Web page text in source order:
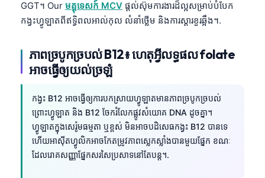
GGT។ Our មគ្គុទេសក៍ MCV ផ្តល់ស៊ុមការងារដ៏ល្អសម្រាប់បំបែក
កង្វះហ្វូឡាតពីឥទ្ធិពលអាល់កុល លំនាំថ្លើម និងការស្តារខួរឆ្អឹង។.
ភាពច្របូកច្របល់ B12៖ ហេតុអ្វីលទ្ធផល folate
អាចធ្វើឲ្យយល់ច្រឡំ
កង្វះ B12 អាចធ្វើឲ្យការបកស្រាយហ្វូឡាតមានភាពច្របូកច្របល់
ព្រោះហ្វូឡាត និង B12 ចែករំលែកផ្លូវសំយោគ DNA ដូចគ្នា។
ហ្វូឡាតក្នុងសេរ៉ូមធម្មតា ឬខ្ពស់ មិនអាចបដិសេធកង្វះ B12 បានទេ
ហើយអាស៊ីតហ្វូលិកអាចកែតម្រូវភាពស្លេកស្លាំងបានមួយផ្នែក ខណៈ
ដែលរោគសញ្ញាផ្នែកសរសៃប្រសាទនៅតែបន្ត។.